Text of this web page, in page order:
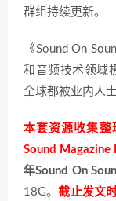
群组持续更新。
《Sound On
和音频技术领域
全球都被业内人
本套资源收集整
Sound Magazine
年Sound On
18G。截止发文